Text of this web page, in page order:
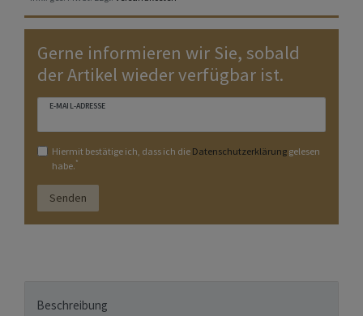
Gerne informieren wir Sie, sobald
der Artikel wieder verfügbar ist.
E-MAIL-ADRESSE
Hiermit bestätige ich, dass ich die Daten­schutz­erklärunggelesen
habe.*
Senden
Beschreibung